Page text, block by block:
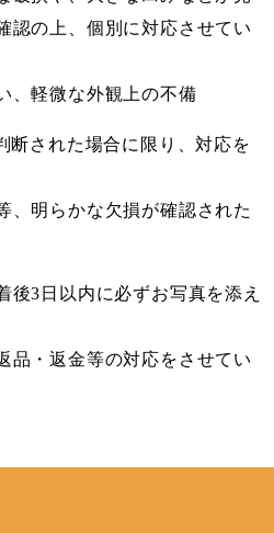
認の上、個別に対応させてい
、軽微な外観上の不備
断された場合に限り、対応を
、明らかな欠損が確認された
後3日以内に必ずお写真を添え
品・返金等の対応をさせてい